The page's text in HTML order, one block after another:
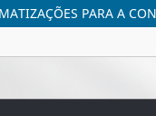
PARA A